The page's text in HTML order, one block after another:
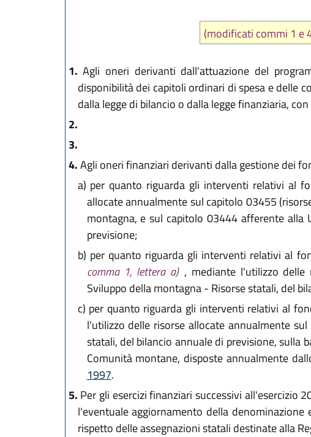
(modificati commi 1 e
1. Agli oneri derivanti dall'attuazione del
disponibilità dei capitoli ordinari di spesa e delle
dalla legge di bilancio o dalla legge finanziaria,
2.
3.
4.Agli oneri finanziari derivanti dalla gestione dei
a) per quanto riguarda gli interventi relativi al
allocate annualmente sul capitolo 03455
montagna, e sul capitolo 03444 afferente
previsione;
b) per quanto riguarda gli interventi relativi al
comma 1, lettera a) , mediante l'utilizzo
Sviluppo della montagna - Risorse statali, del
c) per quanto riguarda gli interventi relativi al
l'utilizzo delle risorse allocate annualmente
statali, del bilancio annuale di previsione, sulla
Comunità montane, disposte annualmente
1997.
5. Per gli esercizi finanziari successivi all'esercizio
l'eventuale aggiornamento della
rispetto delle assegnazioni statali destinate alla